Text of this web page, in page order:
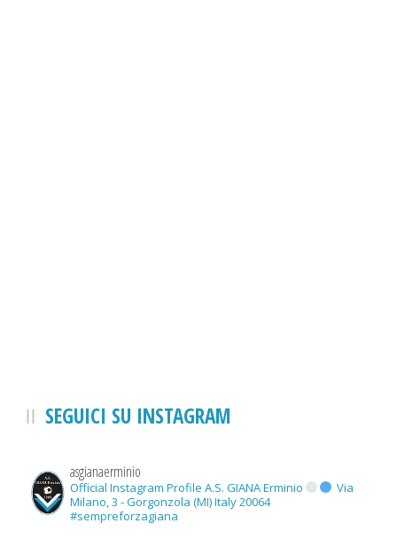
SEGUICI SU INSTAGRAM
asgianaerminio
Official Instagram Profile A.S. GIANA Erminio
Via
Milano, 3 - Gorgonzola (MI) Italy 20064
#sempreforzagiana